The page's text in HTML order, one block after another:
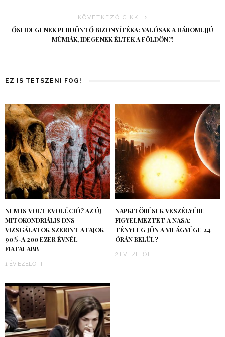
KÖVETKEZŐ CIKK
ŐSI IDEGENEK PERDÖNTŐ BIZONYÍTÉKA: VALÓSAK A HÁROMUJJÚ
MÚMIÁK, IDEGENEK ÉLTEK A FÖLDÖN?!
EZ IS TETSZENI FOG!
NEM IS VOLT EVOLÚCIÓ? AZ ÚJ
MITOKONDRIÁLIS DNS
VIZSGÁLATOK SZERINT A FAJOK
90%-A 200 EZER ÉVNÉL
FIATALABB
1 ÉV EZELŐTT
NAPKITÖRÉSEK VESZÉLYÉRE
FIGYELMEZTET A NASA:
TÉNYLEG JÖN A VILÁGVÉGE 24
ÓRÁN BELÜL?
2 ÉV EZELŐTT